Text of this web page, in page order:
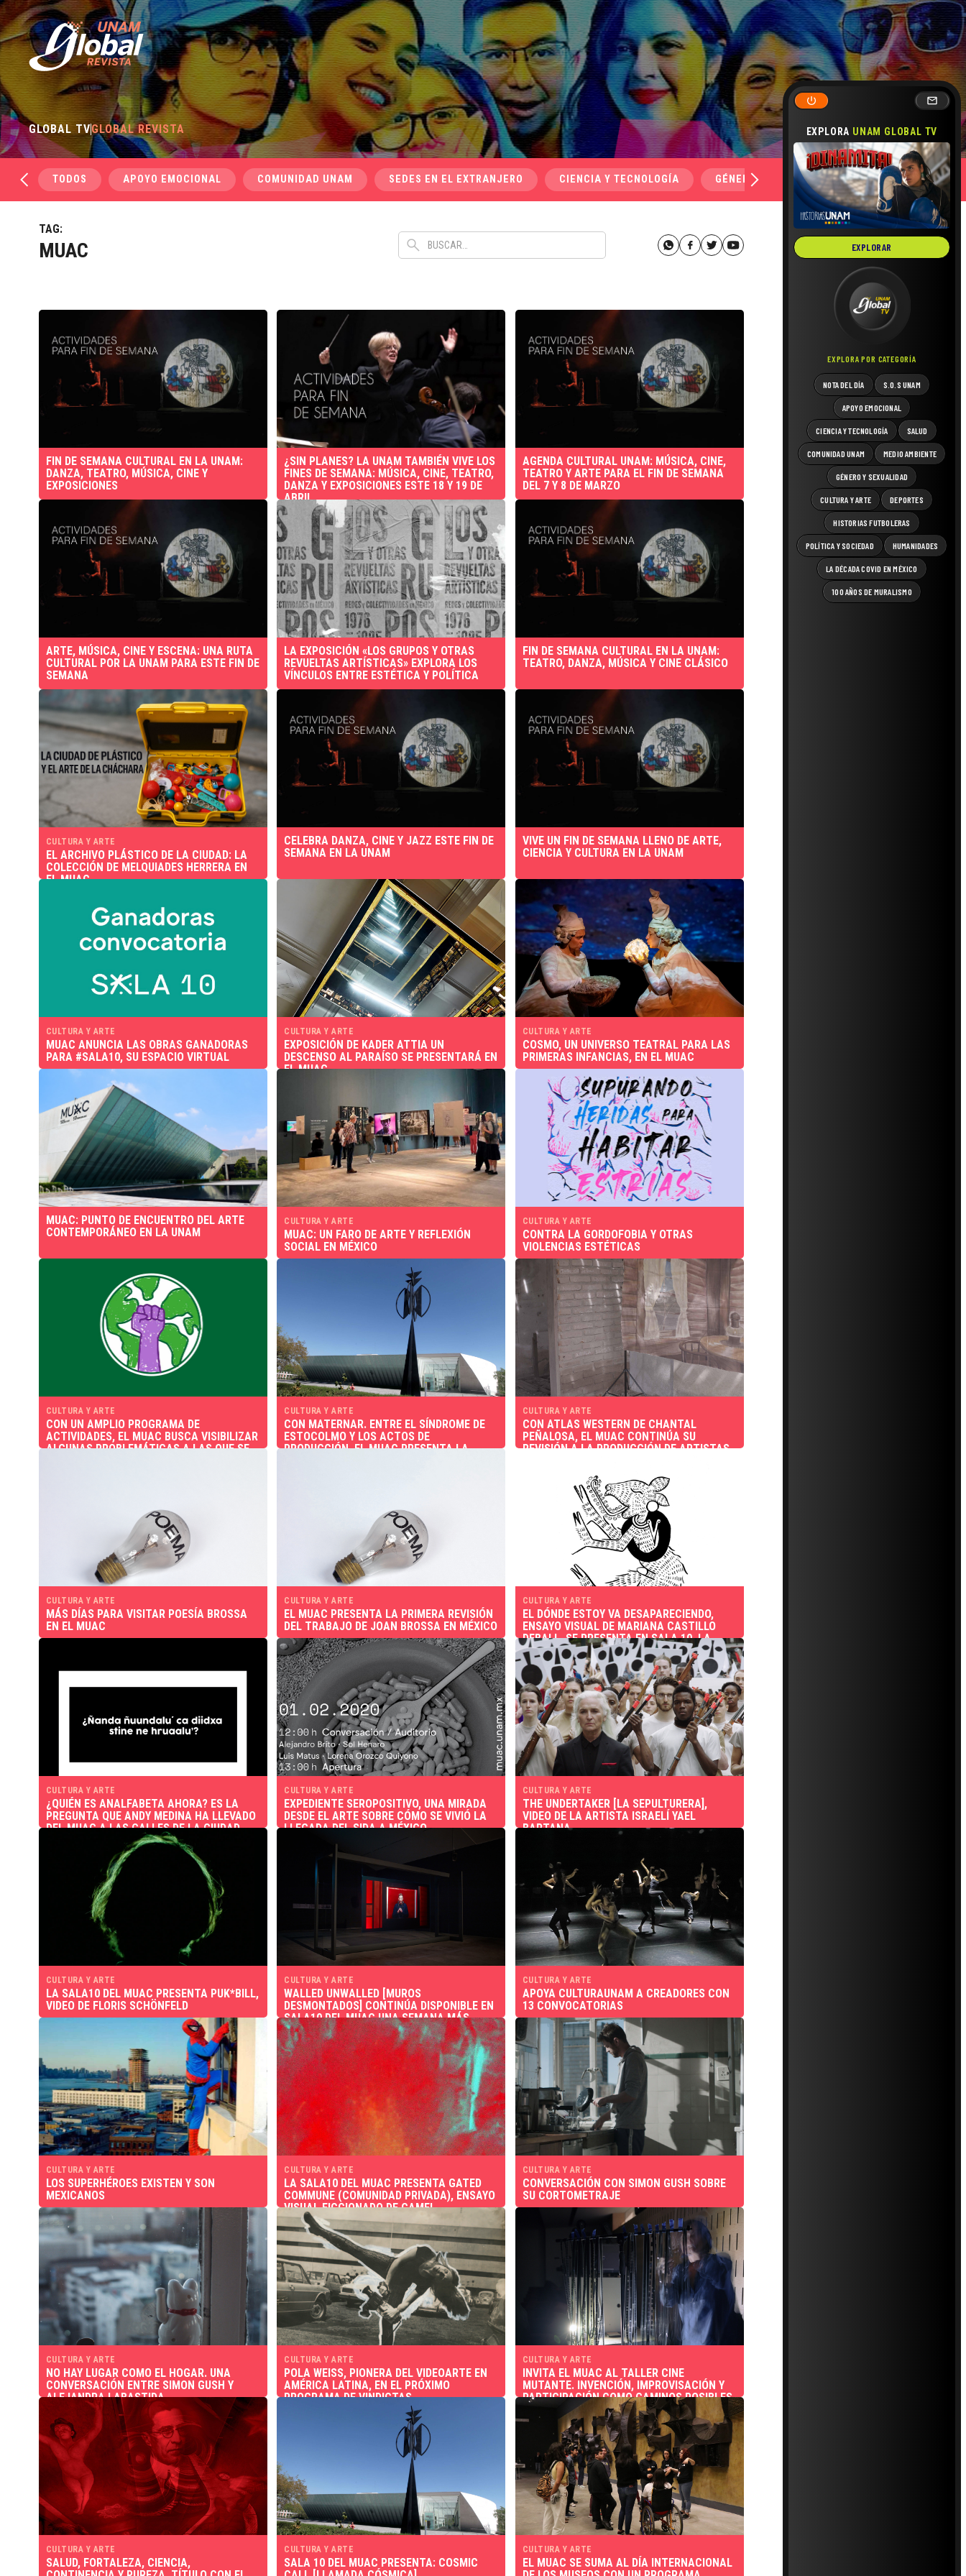
EXPLORA UNAM GLOBAL TV
EXPLORAR
EXPLORA POR CATEGORÍA
NOTA DEL DÍA S.O.S UNAM
APOYO EMOCIONAL
CIENCIA Y TECNOLOGÍA SALUD
COMUNIDAD UNAM MEDIO AMBIENTE
GÉNERO Y SEXUALIDAD
CULTURA Y ARTE DEPORTES
HISTORIAS FUTBOLERAS
POLÍTICA Y SOCIEDAD HUMANIDADES
LA DÉCADA COVID EN MÉXICO
100 AÑOS DE MURALISMO
GLOBAL TVGLOBAL REVISTA
TODOS APOYO EMOCIONAL COMUNIDAD UNAM SEDES EN EL EXTRANJERO CIENCIA Y TECNOLOGÍA GÉNERO Y SEXUALIDAD SALUD
TAG:
MUAC
FIN DE SEMANA CULTURAL EN LA UNAM:
DANZA, TEATRO, MÚSICA, CINE Y
EXPOSICIONES
¿SIN PLANES? LA UNAM TAMBIÉN VIVE LOS
FINES DE SEMANA: MÚSICA, CINE, TEATRO,
DANZA Y EXPOSICIONES ESTE 18 Y 19 DE
ABRIL
AGENDA CULTURAL UNAM: MÚSICA, CINE,
TEATRO Y ARTE PARA EL FIN DE SEMANA
DEL 7 Y 8 DE MARZO
ARTE, MÚSICA, CINE Y ESCENA: UNA RUTA
CULTURAL POR LA UNAM PARA ESTE FIN DE
SEMANA
LA EXPOSICIÓN «LOS GRUPOS Y OTRAS
REVUELTAS ARTÍSTICAS» EXPLORA LOS
VÍNCULOS ENTRE ESTÉTICA Y POLÍTICA
FIN DE SEMANA CULTURAL EN LA UNAM:
TEATRO, DANZA, MÚSICA Y CINE CLÁSICO
CULTURA Y ARTE
EL ARCHIVO PLÁSTICO DE LA CIUDAD: LA
COLECCIÓN DE MELQUIADES HERRERA EN
EL MUAC
CELEBRA DANZA, CINE Y JAZZ ESTE FIN DE
SEMANA EN LA UNAM
VIVE UN FIN DE SEMANA LLENO DE ARTE,
CIENCIA Y CULTURA EN LA UNAM
CULTURA Y ARTE
MUAC ANUNCIA LAS OBRAS GANADORAS
PARA #SALA10, SU ESPACIO VIRTUAL
CULTURA Y ARTE
EXPOSICIÓN DE KADER ATTIA UN
DESCENSO AL PARAÍSO SE PRESENTARÁ EN
EL MUAC
CULTURA Y ARTE
COSMO, UN UNIVERSO TEATRAL PARA LAS
PRIMERAS INFANCIAS, EN EL MUAC
MUAC: PUNTO DE ENCUENTRO DEL ARTE
CONTEMPORÁNEO EN LA UNAM
CULTURA Y ARTE
MUAC: UN FARO DE ARTE Y REFLEXIÓN
SOCIAL EN MÉXICO
CULTURA Y ARTE
CONTRA LA GORDOFOBIA Y OTRAS
VIOLENCIAS ESTÉTICAS
CULTURA Y ARTE
CON UN AMPLIO PROGRAMA DE
ACTIVIDADES, EL MUAC BUSCA VISIBILIZAR
ALGUNAS PROBLEMÁTICAS A LAS QUE SE
CULTURA Y ARTE
CON MATERNAR. ENTRE EL SÍNDROME DE
ESTOCOLMO Y LOS ACTOS DE
PRODUCCIÓN, EL MUAC PRESENTA LA
CULTURA Y ARTE
CON ATLAS WESTERN DE CHANTAL
PEÑALOSA, EL MUAC CONTINÚA SU
REVISIÓN A LA PRODUCCIÓN DE ARTISTAS
CULTURA Y ARTE
MÁS DÍAS PARA VISITAR POESÍA BROSSA
EN EL MUAC
CULTURA Y ARTE
EL MUAC PRESENTA LA PRIMERA REVISIÓN
DEL TRABAJO DE JOAN BROSSA EN MÉXICO
CULTURA Y ARTE
EL DÓNDE ESTOY VA DESAPARECIENDO,
ENSAYO VISUAL DE MARIANA CASTILLO
DEBALL, SE PRESENTA EN SALA 10, LA
SALA VIRTUAL DEL MUAC
CULTURA Y ARTE
¿QUIÉN ES ANALFABETA AHORA? ES LA
PREGUNTA QUE ANDY MEDINA HA LLEVADO
DEL MUAC A LAS CALLES DE LA CIUDAD
CULTURA Y ARTE
EXPEDIENTE SEROPOSITIVO, UNA MIRADA
DESDE EL ARTE SOBRE CÓMO SE VIVIÓ LA
LLEGADA DEL SIDA A MÉXICO
CULTURA Y ARTE
THE UNDERTAKER [LA SEPULTURERA],
VIDEO DE LA ARTISTA ISRAELÍ YAEL
BARTANA
CULTURA Y ARTE
LA SALA10 DEL MUAC PRESENTA PUK*BILL,
VIDEO DE FLORIS SCHÖNFELD
CULTURA Y ARTE
WALLED UNWALLED [MUROS
DESMONTADOS] CONTINÚA DISPONIBLE EN
SALA10 DEL MUAC UNA SEMANA MÁS
CULTURA Y ARTE
APOYA CULTURAUNAM A CREADORES CON
13 CONVOCATORIAS
CULTURA Y ARTE
LOS SUPERHÉROES EXISTEN Y SON
MEXICANOS
CULTURA Y ARTE
LA SALA10 DEL MUAC PRESENTA GATED
COMMUNE (COMUNIDAD PRIVADA), ENSAYO
VISUAL FICCIONADO DE CAMEL
COLLECTIVE
CULTURA Y ARTE
CONVERSACIÓN CON SIMON GUSH SOBRE
SU CORTOMETRAJE
CULTURA Y ARTE
NO HAY LUGAR COMO EL HOGAR. UNA
CONVERSACIÓN ENTRE SIMON GUSH Y
ALEJANDRA LABASTIDA
CULTURA Y ARTE
POLA WEISS, PIONERA DEL VIDEOARTE EN
AMÉRICA LATINA, EN EL PRÓXIMO
PROGRAMA DE VINDICTAS
CULTURA Y ARTE
INVITA EL MUAC AL TALLER CINE
MUTANTE. INVENCIÓN, IMPROVISACIÓN Y
PARTICIPACIÓN COMO CAMINOS POSIBLES
EN EL CINE EXPANDIDO
CULTURA Y ARTE
SALUD, FORTALEZA, CIENCIA,
CULTURA Y ARTE
SALA 10 DEL MUAC PRESENTA: COSMIC
CULTURA Y ARTE
EL MUAC SE SUMA AL DÍA INTERNACIONAL